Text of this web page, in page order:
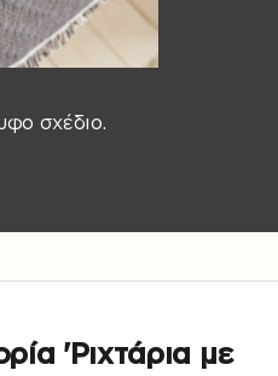
σχέδιο.
'Ριχτάρια με